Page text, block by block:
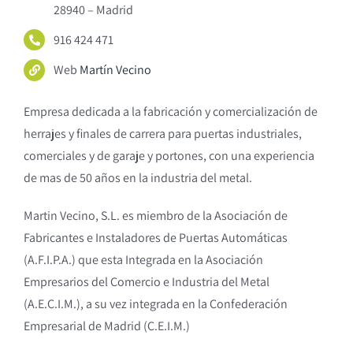
28940 – Madrid
916 424 471
Web Martín Vecino
Empresa dedicada a la fabricación y comercialización de
herrajes y finales de carrera para puertas industriales,
comerciales y de garaje y portones, con una experiencia
de mas de 50 años en la industria del metal.
Martin Vecino, S.L. es miembro de la Asociación de
Fabricantes e Instaladores de Puertas Automáticas
(A.F.I.P.A.) que esta Integrada en la Asociación
Empresarios del Comercio e Industria del Metal
(A.E.C.I.M.), a su vez integrada en la Confederación
Empresarial de Madrid (C.E.I.M.)